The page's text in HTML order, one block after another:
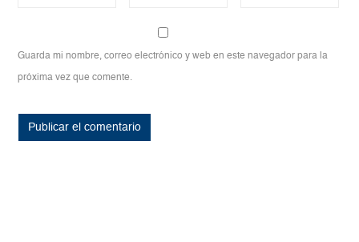
Guarda mi nombre, correo electrónico y web en este navegador para la
próxima vez que comente.